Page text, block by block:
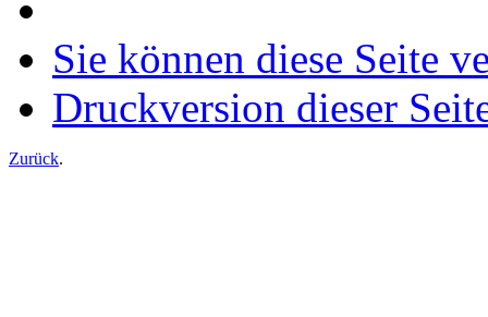
Sie können diese Seite
Druckversion dieser
Zurück.